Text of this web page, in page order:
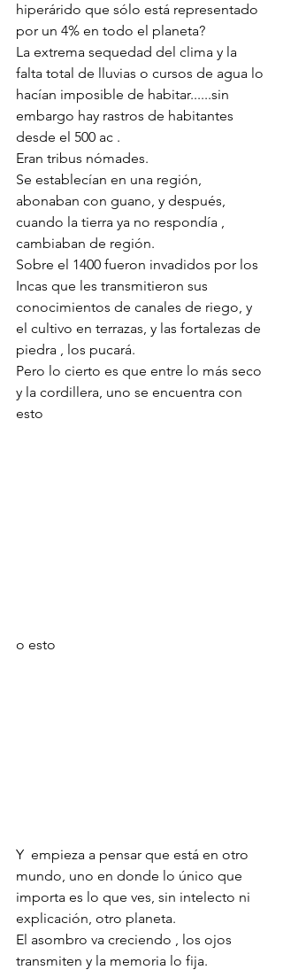
hiperárido que sólo está representado
por un 4% en todo el planeta?
La extrema sequedad del clima y la
falta total de lluvias o cursos de agua lo
hacían imposible de habitar......sin
embargo hay rastros de habitantes
desde el 500 ac .
Eran tribus nómades.
Se establecían en una región,
abonaban con guano, y después,
cuando la tierra ya no respondía ,
cambiaban de región.
Sobre el 1400 fueron invadidos por los
Incas que les transmitieron sus
conocimientos de canales de riego, y
el cultivo en terrazas, y las fortalezas de
piedra , los pucará.
Pero lo cierto es que entre lo más seco
y la cordillera, uno se encuentra con
esto
o esto
Y  empieza a pensar que está en otro
mundo, uno en donde lo único que
importa es lo que ves, sin intelecto ni
explicación, otro planeta.
El asombro va creciendo , los ojos
transmiten y la memoria lo fija.